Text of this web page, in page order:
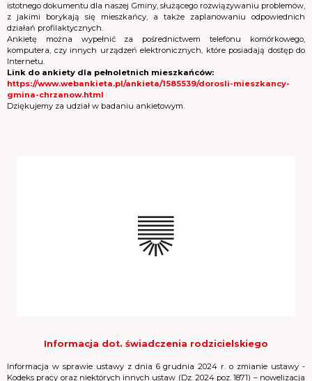
istotnego dokumentu dla naszej Gminy, służącego rozwiązywaniu problemów,
z jakimi borykają się mieszkańcy, a także zaplanowaniu odpowiednich
działań profilaktycznych.
Ankietę można wypełnić za pośrednictwem telefonu komórkowego,
komputera, czy innych urządzeń elektronicznych, które posiadają dostęp do
Internetu.
Link do ankiety dla pełnoletnich mieszkańców:
https://www.webankieta.pl/ankieta/1585539/dorosli-mieszkancy-
gmina-chrzanow.html
Dziękujemy za udział w badaniu ankietowym.
Informacja dot. świadczenia rodzicielskiego
Informacja w sprawie ustawy z dnia 6 grudnia 2024 r. o zmianie ustawy -
Kodeks pracy oraz niektórych innych ustaw (Dz. 2024 poz. 1871) – nowelizacja